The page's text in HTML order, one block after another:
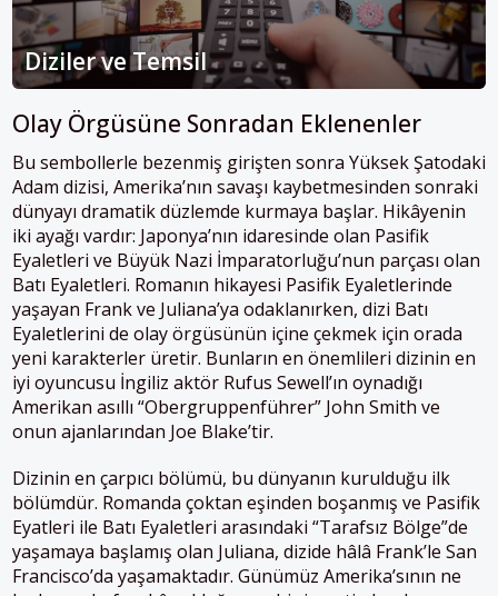
Diziler ve Temsil
Olay Örgüsüne Sonradan Eklenenler
Bu sembollerle bezenmiş girişten sonra Yüksek Şatodaki
Adam dizisi, Amerika’nın savaşı kaybetmesinden sonraki
dünyayı dramatik düzlemde kurmaya başlar. Hikâyenin
iki ayağı vardır: Japonya’nın idaresinde olan Pasifik
Eyaletleri ve Büyük Nazi İmparatorluğu’nun parçası olan
Batı Eyaletleri. Romanın hikayesi Pasifik Eyaletlerinde
yaşayan Frank ve Juliana’ya odaklanırken, dizi Batı
Eyaletlerini de olay örgüsünün içine çekmek için orada
yeni karakterler üretir. Bunların en önemlileri dizinin en
iyi oyuncusu İngiliz aktör Rufus Sewell’ın oynadığı
Amerikan asıllı “Obergruppenführer” John Smith ve
onun ajanlarından Joe Blake’tir.
Dizinin en çarpıcı bölümü, bu dünyanın kurulduğu ilk
bölümdür. Romanda çoktan eşinden boşanmış ve Pasifik
Eyatleri ile Batı Eyaletleri arasındaki “Tarafsız Bölge”de
yaşamaya başlamış olan Juliana, dizide hâlâ Frank’le San
Francisco’da yaşamaktadır. Günümüz Amerika’sının ne